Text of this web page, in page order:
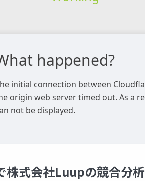
株式会社Luupの競合分析